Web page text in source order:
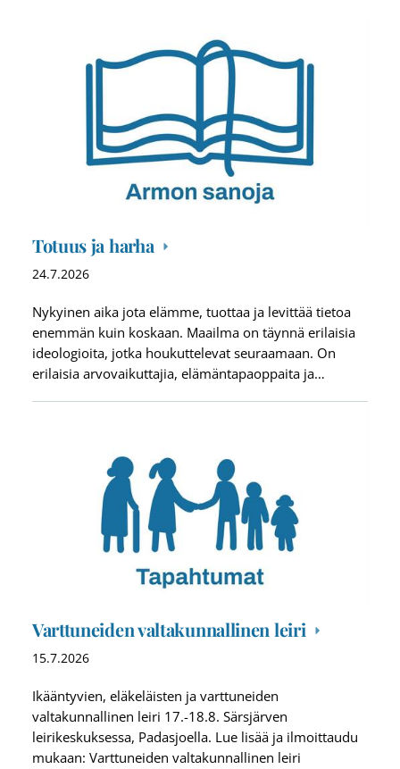
Totuus ja harha
24.7.2026
Nykyinen aika jota elämme, tuottaa ja levittää tietoa
enemmän kuin koskaan. Maailma on täynnä erilaisia
ideologioita, jotka houkuttelevat seuraamaan. On
erilaisia arvovaikuttajia, elämäntapaoppaita ja…
Varttuneiden valtakunnallinen leiri
15.7.2026
Ikääntyvien, eläkeläisten ja varttuneiden
valtakunnallinen leiri 17.-18.8. Särsjärven
leirikeskuksessa, Padasjoella. Lue lisää ja ilmoittaudu
mukaan: Varttuneiden valtakunnallinen leiri